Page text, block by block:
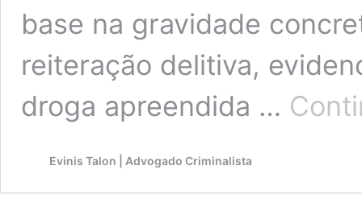
base na gravidade
reiteração delitiva,
droga apreendida …
Evinis Talon | Advogado Criminalista